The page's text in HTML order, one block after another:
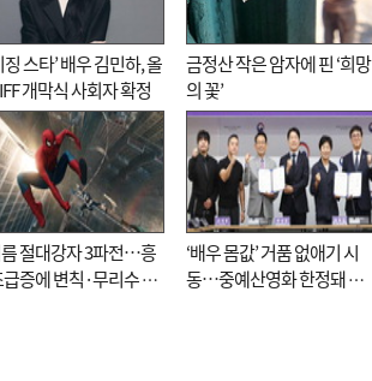
징 스타’ 배우 김민하, 올
개막식 사회자 확정
금정산 작은 암자에 핀 ‘희망
의 꽃’
절대강자 3파전…흥
증에 변칙·무리수 마
‘배우 몸값’ 거품 없애기 시
동…중예산영화 한정돼 실